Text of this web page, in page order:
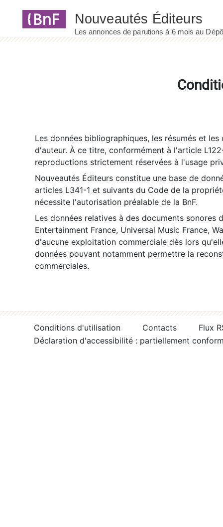
Les données bibliographiques, les résumés et
d'auteur. À ce titre, conformément à l'article
reproductions strictement réservées à l'usage
Nouveautés Éditeurs constitue une base de
articles L341-1 et suivants du Code de la
nécessite l'autorisation préalable de la BnF.
Les données relatives à des documents sonores
Entertainment France, Universal Music France,
d'aucune exploitation commerciale dès lors
données pouvant notamment permettre la
commerciales.
Conditions d'utilisation Contacts
Flux
Déclaration d'accessibilité : partiellement